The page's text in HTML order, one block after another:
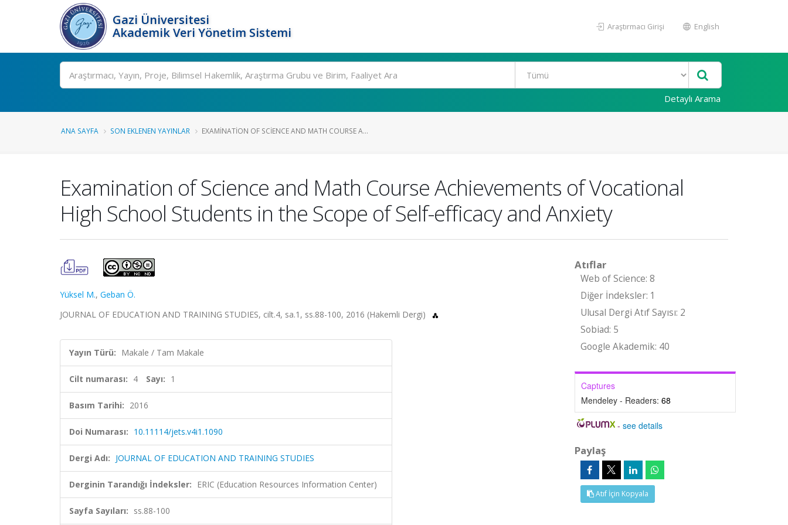
Gazi Üniversitesi
Akademik Veri Yönetim Sistemi
Araştırmacı Girişi English
Ara
Detaylı Arama
ANA SAYFA SON EKLENEN YAYINLAR EXAMINATION OF SCIENCE AND MATH COURSE A...
Examination of Science and Math Course Achievements of Vocational
High School Students in the Scope of Self-efficacy and Anxiety
Yüksel M., Geban Ö.
JOURNAL OF EDUCATION AND TRAINING STUDIES, cilt.4, sa.1, ss.88-100, 2016 (Hakemli Dergi)
Yayın Türü: Makale / Tam Makale
Cilt numarası: 4 Sayı: 1
Basım Tarihi: 2016
Doi Numarası: 10.11114/jets.v4i1.1090
Dergi Adı: JOURNAL OF EDUCATION AND TRAINING STUDIES
Derginin Tarandığı İndeksler: ERIC (Education Resources Information Center)
Sayfa Sayıları: ss.88-100
Atıflar
Web of Science: 8
Diğer İndeksler: 1
Ulusal Dergi Atıf Sayısı: 2
Sobiad: 5
Google Akademik: 40
Captures
Mendeley - Readers: 68
-see details
Paylaş
Atıf İçin Kopyala